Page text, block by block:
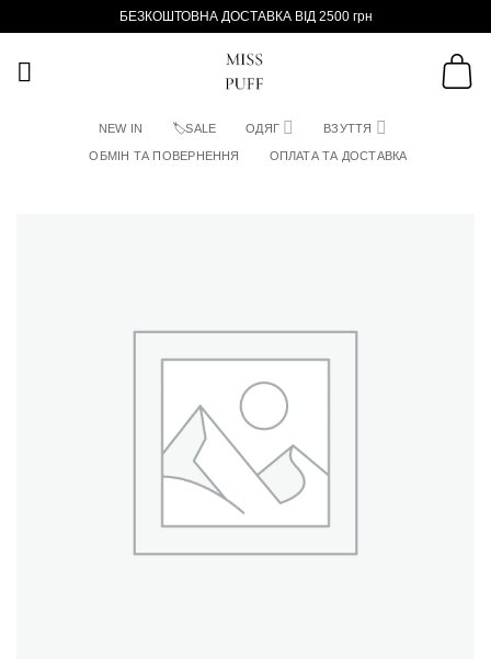
БЕЗКОШТОВНА ДОСТАВКА ВІД 2500 грн
NEW IN 🏷SALE ОДЯГ ВЗУТТЯ
ОБМІН ТА ПОВЕРНЕННЯ ОПЛАТА ТА ДОСТАВКА